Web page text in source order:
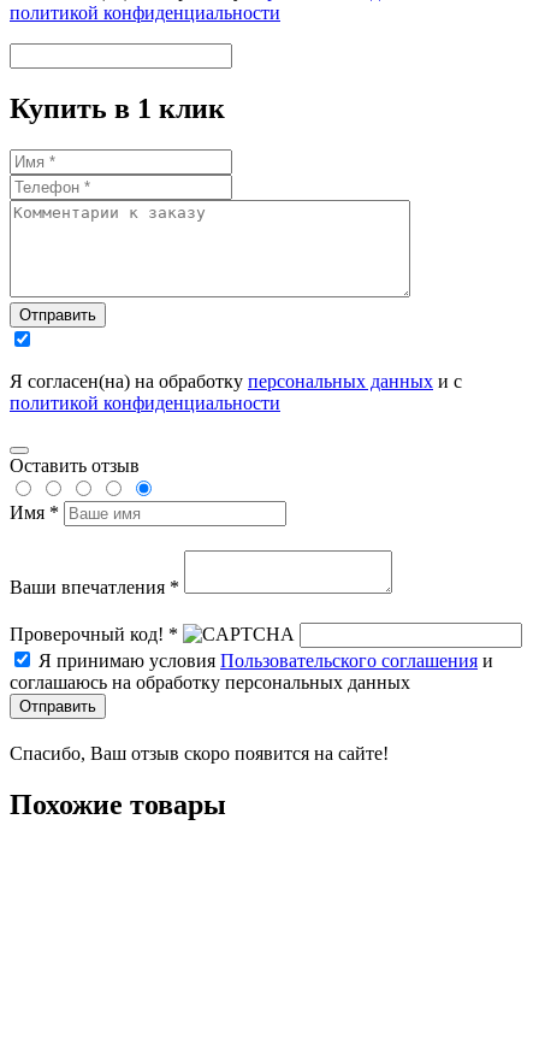
политикой конфиденциальности
Купить в 1 клик
Отправить
Я согласен(на) на обработку персональных данных и с
политикой конфиденциальности
Оставить отзыв
Имя *
Ваши впечатления *
Проверочный код! *
Я принимаю условия Пользовательского соглашения и
соглашаюсь на обработку персональных данных
Отправить
Спасибо, Ваш отзыв скоро появится на сайте!
Похожие товары